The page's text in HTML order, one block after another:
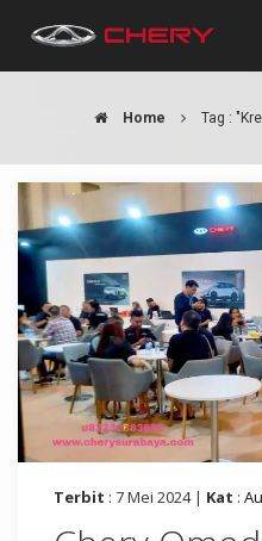
Home Tag :
Terbit : 7 Mei 2024 | Kat :